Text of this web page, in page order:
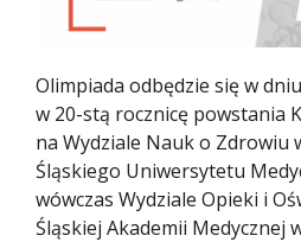
Olimpiada odbędzie się w
w 20-stą rocznicę powstania
na Wydziale Nauk o Zdrowiu
Śląskiego Uniwersytetu
wówczas Wydziale Opieki i
Śląskiej Akademii Medycznej